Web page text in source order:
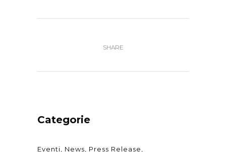
SHARE
Categorie
Eventi News Press Release